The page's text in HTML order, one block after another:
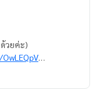
@ ด้วยค่ะ)